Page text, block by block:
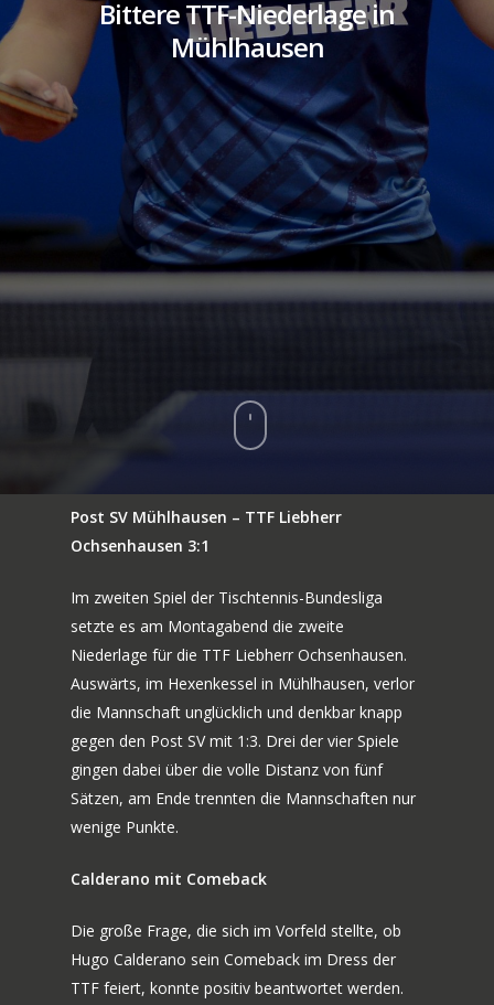
Bittere TTF-Niederlage in
Mühlhausen
Post SV Mühlhausen – TTF Liebherr
Ochsenhausen 3:1
Im zweiten Spiel der Tischtennis-Bundesliga
setzte es am Montagabend die zweite
Niederlage für die TTF Liebherr Ochsenhausen.
Auswärts, im Hexenkessel in Mühlhausen, verlor
die Mannschaft unglücklich und denkbar knapp
gegen den Post SV mit 1:3. Drei der vier Spiele
gingen dabei über die volle Distanz von fünf
Sätzen, am Ende trennten die Mannschaften nur
wenige Punkte.
Calderano mit Comeback
Die große Frage, die sich im Vorfeld stellte, ob
Hugo Calderano sein Comeback im Dress der
TTF feiert, konnte positiv beantwortet werden.